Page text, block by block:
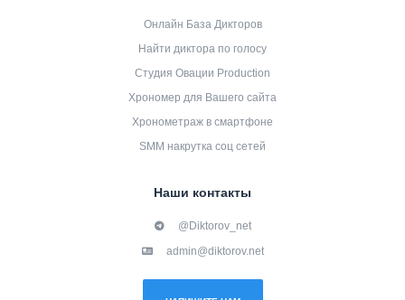
Онлайн База Дикторов
Найти диктора по голосу
Студия Овации Production
Хрономер для Вашего сайта
Хронометраж в смартфоне
SMM накрутка соц сетей
Наши контакты
@Diktorov_net
admin@diktorov.net